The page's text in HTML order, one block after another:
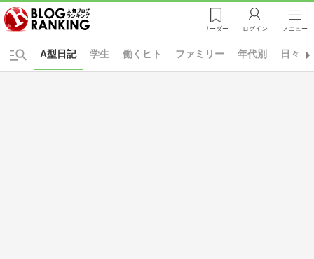
リーダー ログイン メニュー
学生 働くヒト ファミリー 年代別 日々の
A型日記